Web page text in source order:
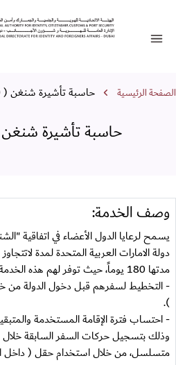
حاسبة تأشيرة شنغن ( 90 / 180 )
تبديل التنقل
مسار التنقل
الصفحة الرئيسية حاسبة تأشيرة شنغن ( 90 / 180 )
حاسبة تأشيرة شنغن ( 90 /
وصف الخدمة:
يسمح لرعايا الدول الأعضاء في اتفاقية
مدتها 180 يوماً، حيث توفر لهم هذه الخدمة خيارين:
- التخطيط لسفرهم قبل دخول الدولة من
).
- احتساب فترة الإقامة المستخدمة
متسلسل، من خلال استخدام حقل ( داخل